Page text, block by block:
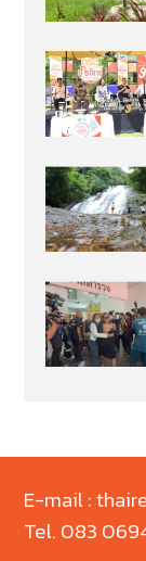
E-mail :
Tel. 083